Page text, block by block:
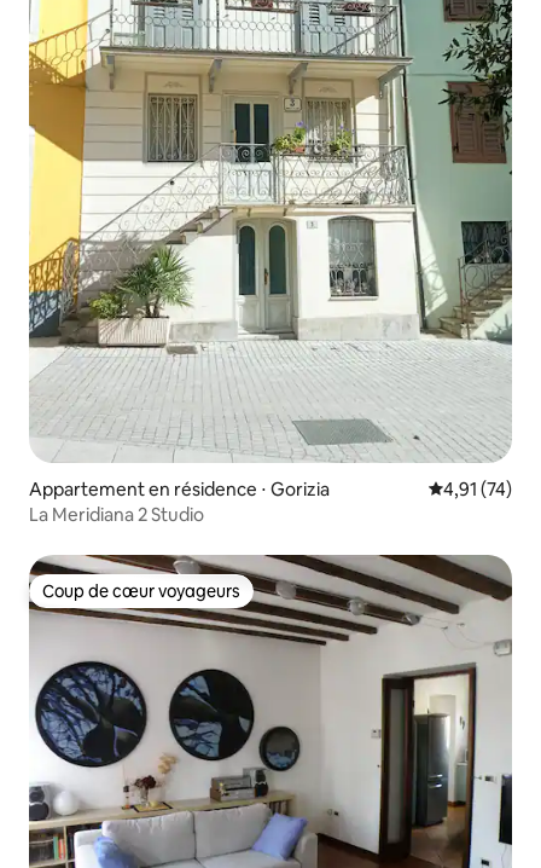
Appartement en résidence ⋅ Gorizia Évaluation
4,91 (74)
La Meridiana 2 Studio
Coup de cœur voyageurs
Coup de cœur voyageurs